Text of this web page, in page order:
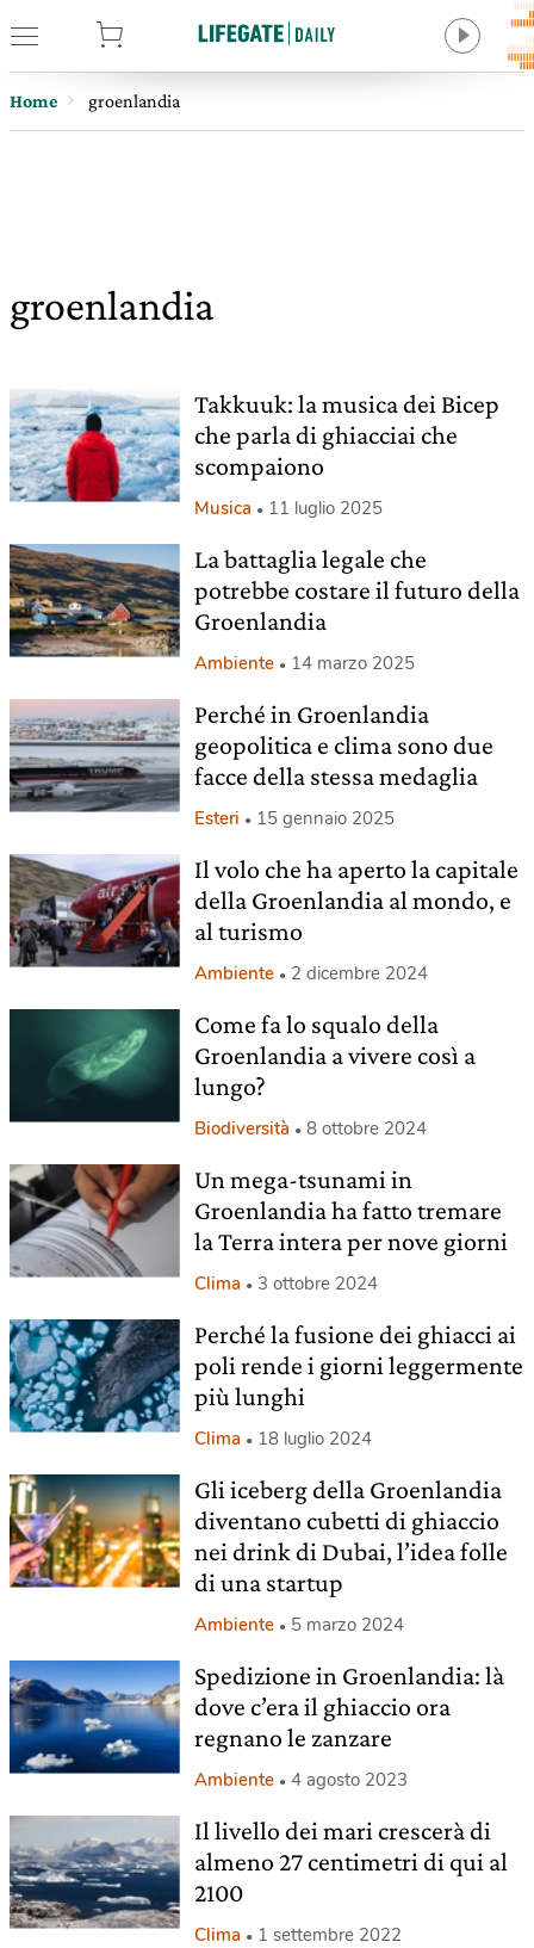
Home groenlandia
groenlandia
Takkuuk: la musica dei Bicep
che parla di ghiacciai che
scompaiono
Musica 11 luglio 2025
La battaglia legale che
potrebbe costare il futuro della
Groenlandia
Ambiente 14 marzo 2025
Perché in Groenlandia
geopolitica e clima sono due
facce della stessa medaglia
Esteri 15 gennaio 2025
Il volo che ha aperto la capitale
della Groenlandia al mondo, e
al turismo
Ambiente 2 dicembre 2024
Come fa lo squalo della
Groenlandia a vivere così a
lungo?
Biodiversità 8 ottobre 2024
Un mega-tsunami in
Groenlandia ha fatto tremare
la Terra intera per nove giorni
Clima 3 ottobre 2024
Perché la fusione dei ghiacci ai
poli rende i giorni leggermente
più lunghi
Clima 18 luglio 2024
Gli iceberg della Groenlandia
diventano cubetti di ghiaccio
nei drink di Dubai, l’idea folle
di una startup
Ambiente 5 marzo 2024
Spedizione in Groenlandia: là
dove c’era il ghiaccio ora
regnano le zanzare
Ambiente 4 agosto 2023
Il livello dei mari crescerà di
almeno 27 centimetri di qui al
2100
Clima 1 settembre 2022